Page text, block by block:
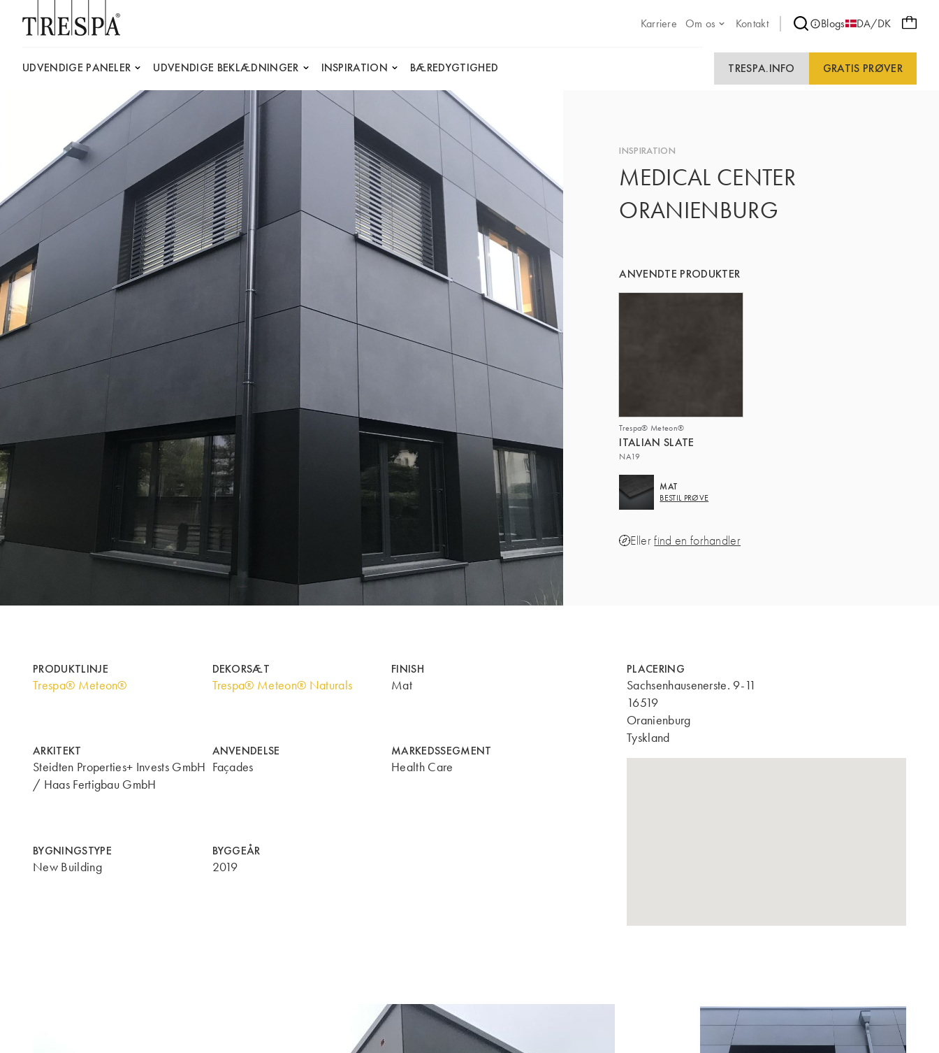
Karriere
Om os Kontakt Blogs DA/DK
UDVENDIGE PANELER UDVENDIGE BEKLÆDNINGER INSPIRATION BÆREDYGTIGHED TRESPA.INFO GRATIS PRØVER
INSPIRATION
MEDICAL CENTER
ORANIENBURG
ANVENDTE PRODUKTER
Trespa® Meteon®
ITALIAN SLATE
NA19
MAT
BESTIL PRØVE
Ellerfind en forhandler
PRODUKTLINJE
Trespa® Meteon®
DEKORSÆT
Trespa® Meteon® Naturals
FINISH
Mat
ARKITEKT
Steidten Properties+ Invests GmbH
/ Haas Fertigbau GmbH
ANVENDELSE
Façades
MARKEDSSEGMENT
Health Care
BYGNINGSTYPE
New Building
BYGGEÅR
2019
PLACERING
Sachsenhausenerste. 9-11
16519
Oranienburg
Tyskland